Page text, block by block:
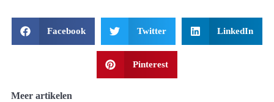
Facebook Twitter LinkedIn
Pinterest
Meer artikelen